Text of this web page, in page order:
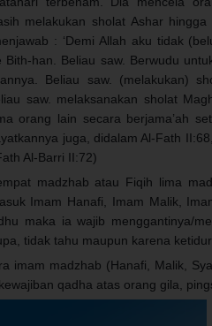
melakukan sholat Ashar
: ‘Demi Allah aku tidak
han. Beliau saw. Berwudu
Beliau saw. (melakukan)
saw. melaksanakan sholat
orang lain secara berjama’ah
juga, didalam Al-Fath
Al-Barri II:72)
madzhab atau Fiqih lima
Imam Hanafi, Imam Malik,
maka ia wajib menggantinya/
tidak tahu maupun karena
imam madzhab (Hanafi, Malik,
qadha atas orang gila,